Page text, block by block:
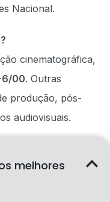
Nacional.
cinematográfica,
6/00. Outras
produção, pós-
audiovisuais.
no Simples
ser analisada
melhores